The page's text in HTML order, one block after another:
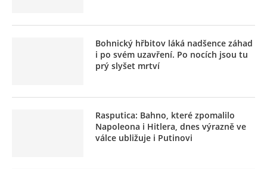
Bohnický hřbitov láká nadšence záhad
i po svém uzavření. Po nocích jsou tu
prý slyšet mrtví
Rasputica: Bahno, které zpomalilo
Napoleona i Hitlera, dnes výrazně ve
válce ubližuje i Putinovi